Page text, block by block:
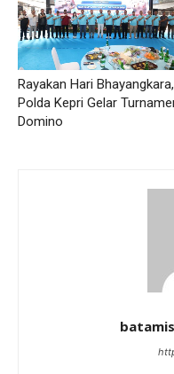
Rayakan Hari Bhayangkara,
Polda Kepri Gelar
Domino